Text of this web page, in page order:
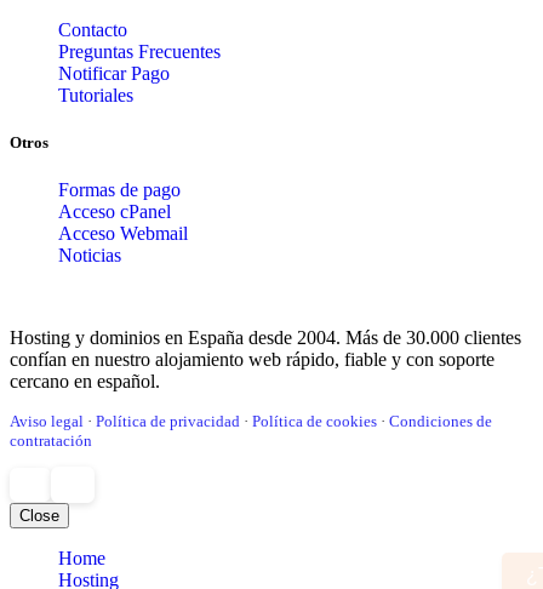
Contacto
Preguntas Frecuentes
Notificar Pago
Tutoriales
Otros
Formas de pago
Acceso cPanel
Acceso Webmail
Noticias
Hosting y dominios en España desde 2004. Más de 30.000 clientes
confían en nuestro alojamiento web rápido, fiable y con soporte
cercano en español.
Aviso legal · Política de privacidad · Política de cookies · Condiciones de
contratación
Close
Home
Hosting